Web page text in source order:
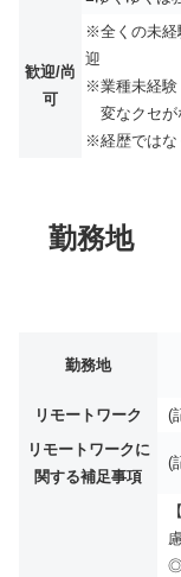
歓迎/尚
可
※全くの未経
迎
※業種未経験
変なクセが
※経歴ではな
勤務地
勤務地
リモートワーク
(
リモートワークに
関する補足事項
(
◎